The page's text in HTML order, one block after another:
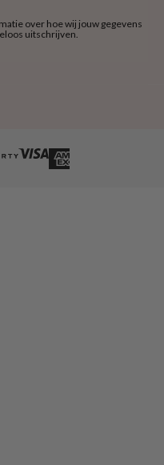
over hoe wij jouw gegevens
uitschrijven.